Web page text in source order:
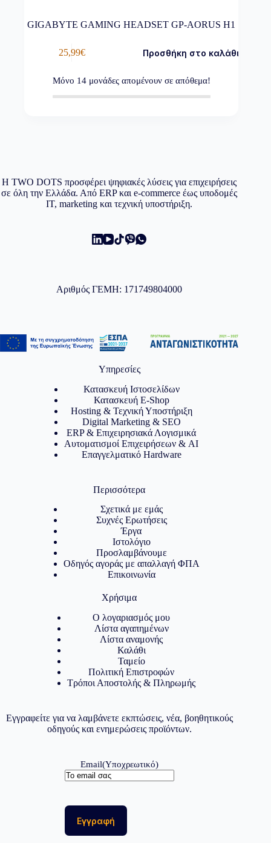
GIGABYTE GAMING HEADSET GP-AORUS H1
25,99€ Προσθήκη στο καλάθι
Μόνο 14μονάδες απομένουν σε απόθεμα!
Η TWO DOTS προσφέρει ψηφιακές λύσεις για επιχειρήσεις
σε όλη την Ελλάδα. Από ERP και e-commerce έως υποδομές
IT, marketing και τεχνική υποστήριξη.
Αριθμός ΓΕΜΗ: 171749804000
Υπηρεσίες
Κατασκευή Ιστοσελίδων
Κατασκευή E-Shop
Hosting & Τεχνική Υποστήριξη
Digital Marketing & SEO
ERP & Επιχειρησιακά Λογισμικά
Αυτοματισμοί Επιχειρήσεων & AI
Επαγγελματικό Hardware
Περισσότερα
Σχετικά με εμάς
Συχνές Ερωτήσεις
Έργα
Ιστολόγιο
Προσλαμβάνουμε
Οδηγός αγοράς με απαλλαγή ΦΠΑ
Επικοινωνία
Χρήσιμα
Ο λογαριασμός μου
Λίστα αγαπημένων
Λίστα αναμονής
Καλάθι
Ταμείο
Πολιτική Επιστροφών
Τρόποι Αποστολής & Πληρωμής
Εγγραφείτε για να λαμβάνετε εκπτώσεις, νέα, βοηθητικούς
οδηγούς και ενημερώσεις προϊόντων.
Email(Υποχρεωτικό)